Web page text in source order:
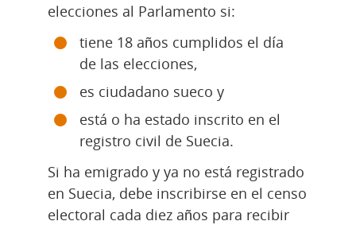
elecciones al Parlamento si:
tiene 18 años cumplidos el día
de las elecciones,
es ciudadano sueco y
está o ha estado inscrito en el
registro civil de Suecia.
Si ha emigrado y ya no está registrado
en Suecia, debe inscribirse en el censo
electoral cada diez años para recibir